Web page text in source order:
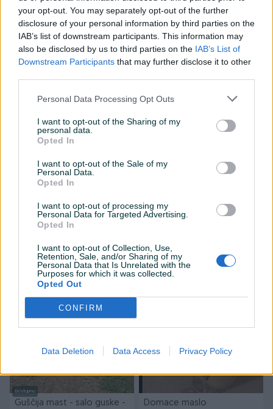
your opt-out. You may separately opt-out of the further
disclosure of your personal information by third parties on the
IAB’s list of downstream participants. This information may
also be disclosed by us to third parties on the IAB’s List of
Downstream Participants that may further disclose it to other
Personal Data Processing Opt Outs
I want to opt-out of the Sharing of my
personal data.
Opted In
I want to opt-out of the Sale of my
Personal Data.
Opted In
I want to opt-out of processing my
Personal Data for Targeted Advertising.
Opted In
I want to opt-out of Collection, Use,
Retention, Sale, and/or Sharing of my
Personal Data that Is Unrelated with the
Purposes for which it was collected.
Opted Out
CONFIRM
Data Deletion Data Access Privacy Policy
Dostupno
Istopljen Koziji Loj
prije 4 dana
Dostupno
Svinjska mast friska
prije 5 dana
Svinjska mast
prije 5 dana
Dostupno
Novo
4 KM
Dostupno
Guščija mast - salo guske -
Domace maslo